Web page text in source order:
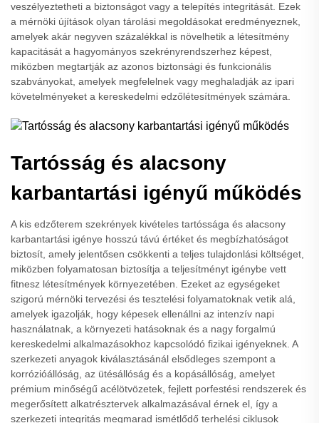
veszélyeztetheti a biztonságot vagy a telepítés integritását. Ezek
a mérnöki újítások olyan tárolási megoldásokat eredményeznek,
amelyek akár negyven százalékkal is növelhetik a létesítmény
kapacitását a hagyományos szekrényrendszerhez képest,
miközben megtartják az azonos biztonsági és funkcionális
szabványokat, amelyek megfelelnek vagy meghaladják az ipari
követelményeket a kereskedelmi edzőlétesítmények számára.
Tartósság és alacsony
karbantartási igényű működés
A kis edzőterem szekrények kivételes tartóssága és alacsony
karbantartási igénye hosszú távú értéket és megbízhatóságot
biztosít, amely jelentősen csökkenti a teljes tulajdonlási költséget,
miközben folyamatosan biztosítja a teljesítményt igénybe vett
fitnesz létesítmények környezetében. Ezeket az egységeket
szigorú mérnöki tervezési és tesztelési folyamatoknak vetik alá,
amelyek igazolják, hogy képesek ellenállni az intenzív napi
használatnak, a környezeti hatásoknak és a nagy forgalmú
kereskedelmi alkalmazásokhoz kapcsolódó fizikai igényeknek. A
szerkezeti anyagok kiválasztásánál elsődleges szempont a
korrózióállóság, az ütésállóság és a kopásállóság, amelyet
prémium minőségű acélötvözetek, fejlett porfestési rendszerek és
megerősített alkatrésztervek alkalmazásával érnek el, így a
szerkezeti integritás megmarad ismétlődő terhelési ciklusok